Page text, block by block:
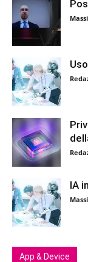
IA
App & Device